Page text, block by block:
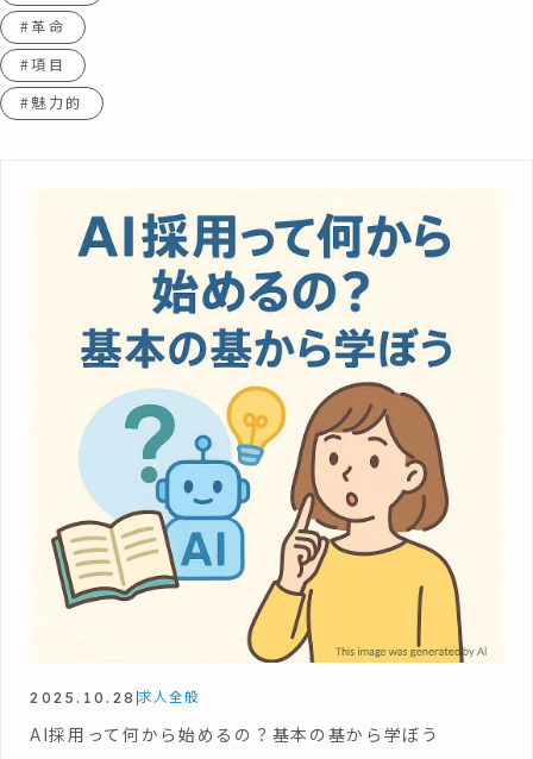
#革命
#項目
#魅力的
2025.10.28 求人全般
AI採用って何から始めるの？基本の基から学ぼう